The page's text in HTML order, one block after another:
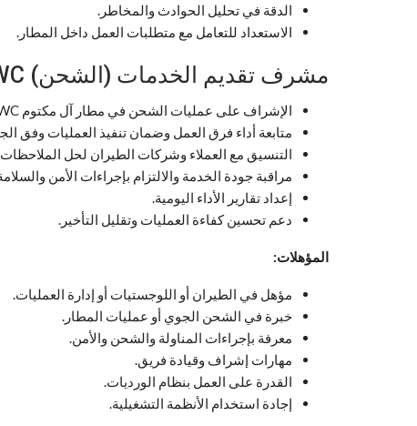
الدقة في تحليل الحوادث والمخاطر.
الاستعداد للتعامل مع متطلبات العمل داخل المطار.
مشرف تقديم الخدمات (الشحن) DWC
الإشراف على عمليات الشحن في مطار آل مكتوم DWC.
متابعة أداء فرق العمل وضمان تنفيذ العمليات وفق
التنسيق مع العملاء وشركات الطيران لحل الملاحظات
مراقبة جودة الخدمة والالتزام بإجراءات الأمن
إعداد تقارير الأداء اليومية.
دعم تحسين كفاءة العمليات وتقليل التأخير.
المؤهلات:
مؤهل في الطيران أو اللوجستيات أو إدارة العمليات.
خبرة في الشحن الجوي أو عمليات المطار.
معرفة بإجراءات المناولة والشحن والأمن.
مهارات إشراف وقيادة فريق.
القدرة على العمل بنظام الورديات.
إجادة استخدام الأنظمة التشغيلية.